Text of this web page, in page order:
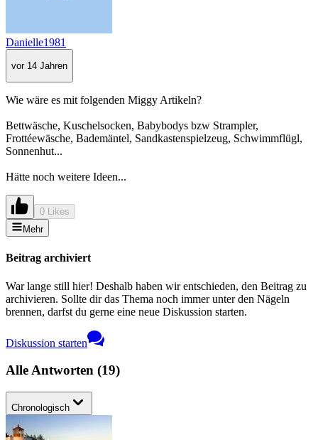
Danielle1981
vor 14 Jahren
Wie wäre es mit folgenden Miggy Artikeln?
Bettwäsche, Kuschelsocken, Babybodys bzw Strampler,
Frottéewäsche, Bademäntel, Sandkastenspielzeug, Schwimmflügl,
Sonnenhut...
Hätte noch weitere Ideen...
0 Likes
Mehr
Beitrag archiviert
War lange still hier! Deshalb haben wir entschieden, den Beitrag zu
archivieren. Sollte dir das Thema noch immer unter den Nägeln
brennen, darfst du gerne eine neue Diskussion starten.
Diskussion starten
Alle Antworten (19)
Chronologisch